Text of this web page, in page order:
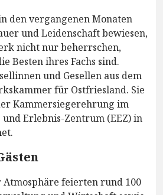
den vergangenen Monaten
und Leidenschaft bewiesen,
nicht nur beherrschen,
Besten ihres Fachs sind.
und Gesellen aus dem
für Ostfriesland. Sie
Kammersiegerehrung im
Erlebnis-Zentrum (EEZ) in
feierten rund 100